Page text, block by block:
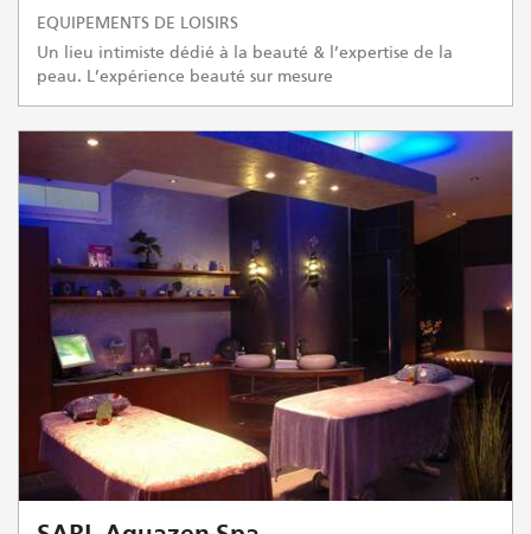
EQUIPEMENTS DE LOISIRS
Un lieu intimiste dédié à la beauté & l’expertise de la
peau. L’expérience beauté sur mesure